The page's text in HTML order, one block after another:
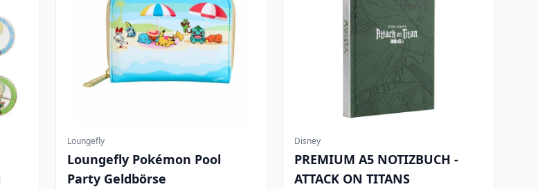
Loungefly
Loungefly Pokémon Pool
Party Geldbörse
Disney
PREMIUM A5 NOTIZBUCH -
ATTACK ON TITANS